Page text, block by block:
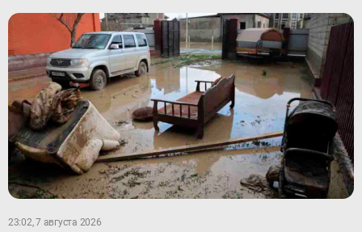
23:02, 7 августа 2026